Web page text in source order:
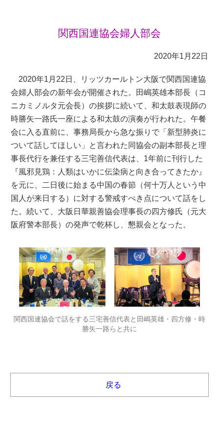
関西国連協会婦人部会
2020年1月22日
2020年1月22日、リッツカールトン大阪で関西国連協
会婦人部会の新年会が開催された。田嶋英雄本部長（コ
ニカミノルタ元会長）の挨拶に続いて、和太鼓表現師の
時勝矢一路氏一座による和太鼓の演奏が行われた。午餐
会に入る直前に、事務局長から急な振りで「新型肺炎に
ついて話してほしい」と言われた同協会の副本部長と理
事長代行を兼任する三宅善信代表は、1年前に刊行した
『風邪見鶏：人類はいかに伝染病と向き合ってきたか』
を元に、二日後に始まる中国の春節（何十万人という中
国人が来日する）に対する警戒すべき点について話をし
た。続いて、大阪日華親善協会理事長の四方修氏（元大
阪府警本部長）の発声で乾杯し、懇親会となった。
関西国連協会で話をする三宅善信代表と田嶋英雄・四方修・時
勝矢一路らと共に
戻る